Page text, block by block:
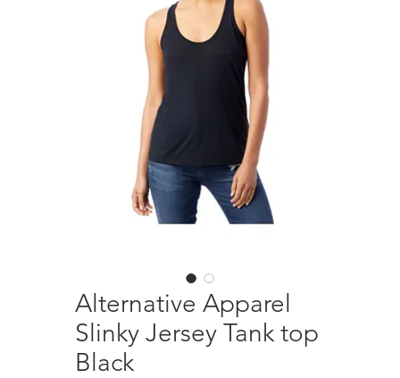
Alternative Apparel
Slinky Jersey Tank top
Black